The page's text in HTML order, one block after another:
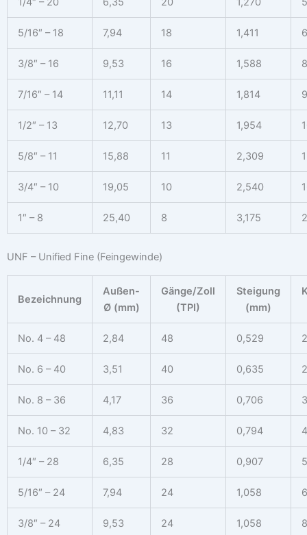
5/16″ – 18 7,94 18 1,411
3/8″ – 16 9,53 16 1,588
7/16″ – 14 11,11 14 1,814
1/2″ – 13 12,70 13 1,954
5/8″ – 11 15,88 11 2,309
3/4″ – 10 19,05 10 2,540
1″ – 8 25,40 8 3,175
UNF – Unified Fine (Feingewinde)
Bezeichnung
Außen-
Ø (mm)
Gänge/Zoll
(TPI)
Steigung
(mm)
No. 4 – 48 2,84 48 0,529
No. 6 – 40 3,51 40 0,635
No. 8 – 36 4,17 36 0,706
No. 10 – 32 4,83 32 0,794
1/4″ – 28 6,35 28 0,907
5/16″ – 24 7,94 24 1,058
3/8″ – 24 9,53 24 1,058